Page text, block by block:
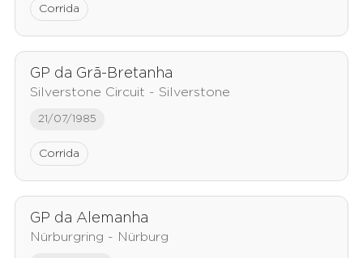
Corrida
GP da Grã-Bretanha
Silverstone Circuit - Silverstone
21/07/1985
Corrida
GP da Alemanha
Nürburgring - Nürburg